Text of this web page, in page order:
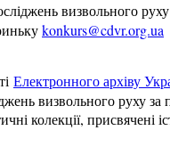
визвольного
konkurs@cdvr.org.ua
Електронного архіву
визвольного руху за
колекції, присвячені